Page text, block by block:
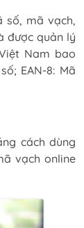
số, mã vạch,
được quản lý
Nam bao
EAN-8: Mã
cách dùng
vạch online